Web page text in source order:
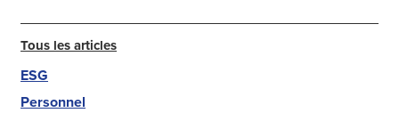
Tous les articles
ESG
Personnel